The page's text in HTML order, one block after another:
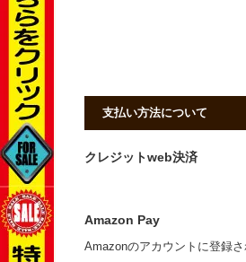
支払い方法について
クレジットweb決済
Amazon Pay
Amazonのアカウントに登録